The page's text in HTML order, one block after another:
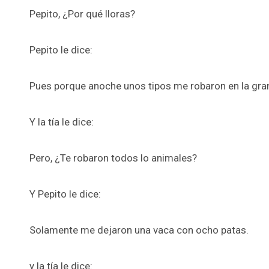
Pepito, ¿Por qué lloras?
Pepito le dice:
Pues porque anoche unos tipos me robaron en la
Y la tía le dice:
Pero, ¿Te robaron todos lo animales?
Y Pepito le dice:
Solamente me dejaron una vaca con ocho patas.
y la tía le dice: